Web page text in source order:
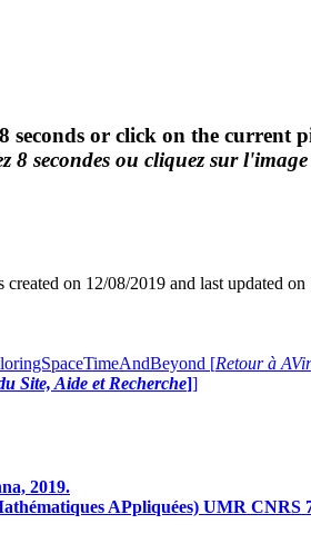
seconds or click on the current
8 secondes ou cliquez sur
on 12/08/2019 and last updated
[Retour à
Site, Aide et Recherche]]
2019.
APpliquées) UMR CNRS